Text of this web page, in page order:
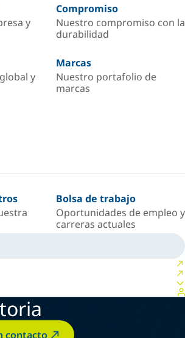
y
Compromiso
Nuestro compromiso con la
durabilidad
y
Marcas
Nuestro portafolio de
marcas
Bolsa de trabajo
Oportunidades de empleo y
carreras actuales
contacto